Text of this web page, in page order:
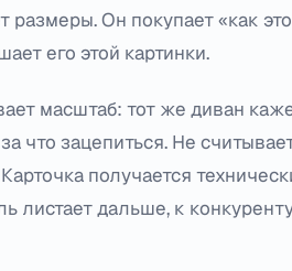
размеры. Он покупает «как
его этой картинки.
масштаб: тот же диван
что зацепиться. Не
получается
листает дальше, к